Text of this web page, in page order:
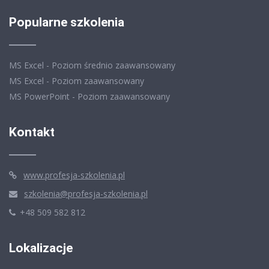
Popularne szkolenia
MS Excel - Poziom średnio zaawansowany
MS Excel - Poziom zaawansowany
MS PowerPoint - Poziom zaawansowany
Kontakt
www.profesja-szkolenia.pl
szkolenia@profesja-szkolenia.pl
+48 509 582 812
Lokalizacje